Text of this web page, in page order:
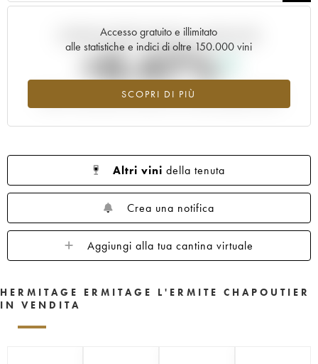
Accesso gratuito e illimitato
alle statistiche e indici di oltre 150.000 vini
SCOPRI DI PIÙ
Andamento della quotazione in tempo reale
+0.47%
Valore in aumento per l'annata 2011 nel 2026 rispetto al 2025
Altri vini della tenuta
Crea una notifica
Aggiungi alla tua cantina virtuale
HERMITAGE ERMITAGE L'ERMITE CHAPOUTIER
IN VENDITA